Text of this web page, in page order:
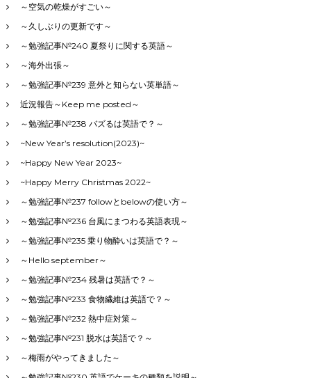
～空気の乾燥がすごい～
～久しぶりの更新です～
～勉強記事№240 夏祭りに関する英語～
～海外出張～
～勉強記事№239 意外と知らない英単語～
近況報告～Keep me posted～
～勉強記事№238 バズるは英語で？～
~New Year’s resolution(2023)~
~Happy New Year 2023~
~Happy Merry Christmas 2022~
～勉強記事№237 followとbelowの使い方～
～勉強記事№236 台風にまつわる英語表現～
～勉強記事№235 乗り物酔いは英語で？～
～Hello september～
～勉強記事№234 残暑は英語で？～
～勉強記事№233 食物繊維は英語で？～
～勉強記事№232 熱中症対策～
～勉強記事№231 脱水は英語で？～
～梅雨がやってきました～